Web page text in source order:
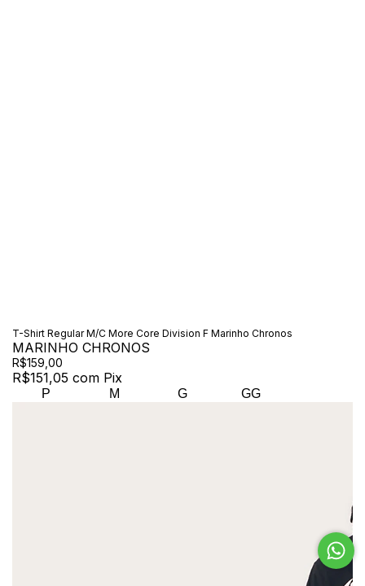
T-Shirt Regular M/C More Core Division F Marinho Chronos
MARINHO CHRONOS
R$159,00
R$151,05 com Pix
P M G GG